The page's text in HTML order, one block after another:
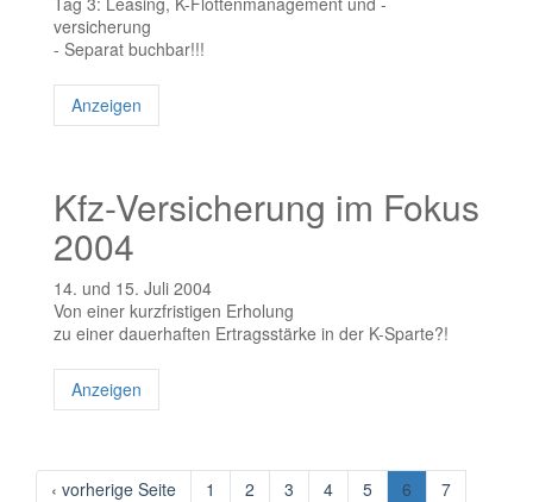
versicherung
- Separat buchbar!!!
Anzeigen
Kfz-Versicherung im Fokus
2004
14. und 15. Juli 2004
Von einer kurzfristigen Erholung
zu einer dauerhaften Ertragsstärke in der K-Sparte?!
Anzeigen
‹ vorherige Seite 1 2 3 4 5 6
7